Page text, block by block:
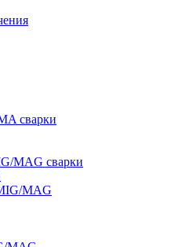
сварки
MAG сварки
MAG